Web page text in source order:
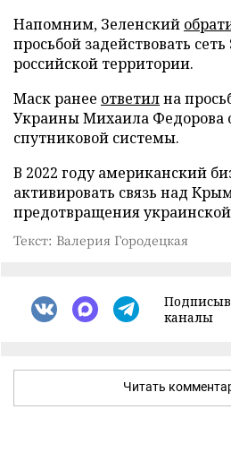
Напомним, Зеленский
просьбой задействовать
российской территории.
Маск ранее ответилна
Украины Михаила Федорова
спутниковой системы.
В 2022 году американский
активировать связь над
предотвращения
Текст: Валерия Городецкая
каналы
Читать